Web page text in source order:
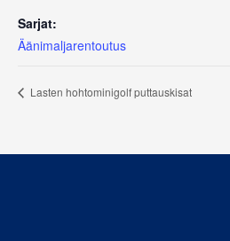
Sarjat:
Äänimaljarentoutus
Lasten hohtominigolf puttauskisat